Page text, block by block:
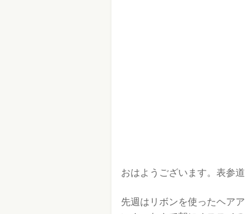
おはようございます。表参
先週はリボンを使ったヘア